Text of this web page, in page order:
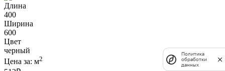
Длина
400
Ширина
600
Цвет
черный
Цена за: м2
Политика
обработки
данных